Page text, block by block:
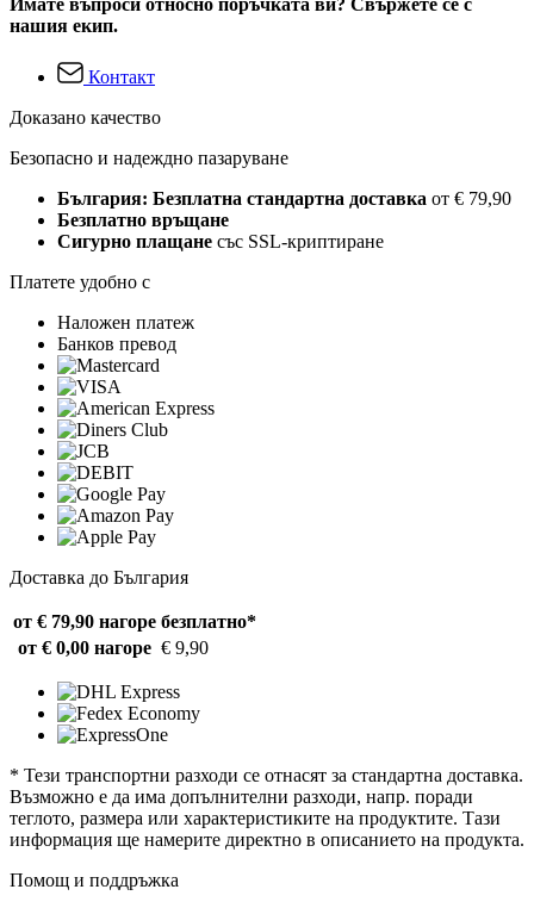
нашия екип.
Контакт
Доказано качество
Безопасно и надеждно пазаруване
България: Безплатна стандартна доставка от € 79,90
Безплатно връщане
Сигурно плащане със SSL-криптиране
Платете удобно с
Наложен платеж
Банков превод
Доставка до България
от € 79,90 нагоре безплатно*
от € 0,00 нагоре € 9,90
* Тези транспортни разходи се отнасят за стандартна доставка.
Възможно е да има допълнителни разходи, напр. поради
теглото, размера или характеристиките на продуктите. Тази
информация ще намерите директно в описанието на продукта.
Помощ и поддръжка